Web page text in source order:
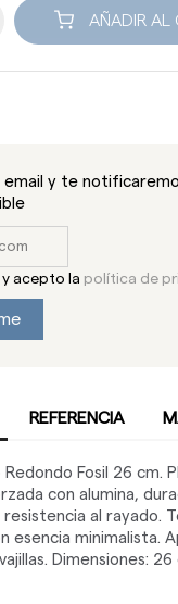
AÑADIR AL
email y te
y acepto la política de
REFERENCIA
Redondo Fosil 26 cm.
con alumina,
al rayado.
esencia minimalista.
Dimensiones: 26